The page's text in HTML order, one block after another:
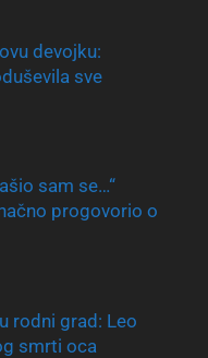
devojku:
sve
sam se…“
progovorio o
rodni grad: Leo
smrti oca